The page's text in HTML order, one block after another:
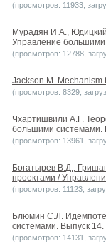
(просмотров: 11933,
Мурадян И.А.,
Управление
(просмотров: 12788,
Jackson M. Mechanism
(просмотров: 8329,
Чхартишвили А.Г.
большими
(просмотров: 13961,
Богатырев В.Д.,
проектами /
(просмотров: 11123,
Блюмин С.Л.
системами. Выпуск
(просмотров: 14131,